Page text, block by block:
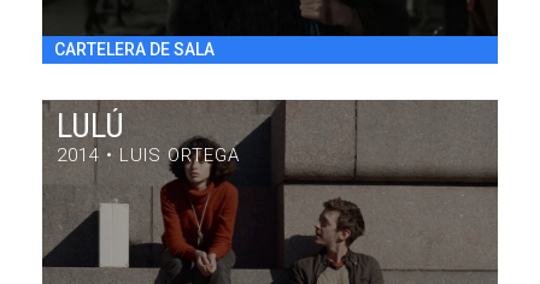
CARTELERA DE SALA
LULÚ
2014 • LUIS ORTEGA
LULÚ
DRAMA / 84' / ARGENTINA / 2014
VIE 31/7 20:30h